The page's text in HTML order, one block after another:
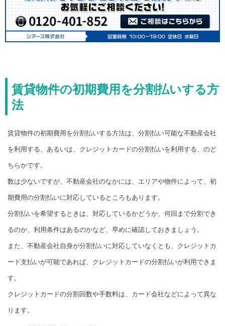
賃貸物件の初期費用を分割払いする方
法
賃貸物件の初期費用を分割払いする方法は、分割払い可能な不動産会社
を利用する、あるいは、クレジットカードの分割払いを利用する、のど
ちらかです。
数は少ないですが、不動産会社のなかには、エリアや物件によって、初
期費用の分割払いに対応しているところもあります。
分割払いを希望するときは、対応しているかどうか、何回まで分割でき
るのか、利用条件はあるのかなど、早めに確認しておきましょう。
また、不動産会社自身が分割払いに対応していなくとも、クレジットカ
ード支払いが可能であれば、クレジットカードの分割払いが利用できま
す。
クレジットカードの分割回数や手数料は、カード会社などによって異な
ります。